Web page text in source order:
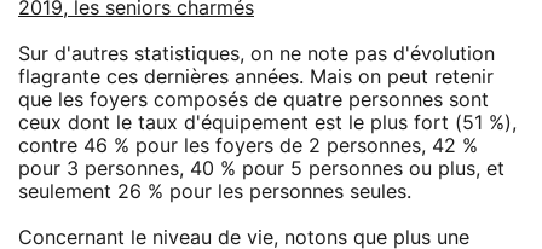
2019, les seniors charmés
Sur d'autres statistiques, on ne note pas d'évolution
flagrante ces dernières années. Mais on peut retenir
que les foyers composés de quatre personnes sont
ceux dont le taux d'équipement est le plus fort (51 %),
contre 46 % pour les foyers de 2 personnes, 42 %
pour 3 personnes, 40 % pour 5 personnes ou plus, et
seulement 26 % pour les personnes seules.
Concernant le niveau de vie, notons que plus une